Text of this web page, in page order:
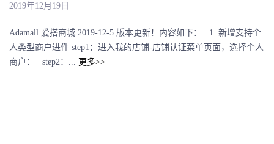
2019年12月19日
Adamall 爱搭商城 2019-12-5 版本更新！内容如下： 1. 新增支持个
人类型商户进件 step1：进入我的店铺-店铺认证菜单页面，选择个人
商户： step2：... 更多>>